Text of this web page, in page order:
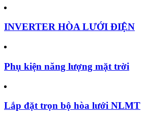
INVERTER HÒA LƯỚI ĐIỆN
Phụ kiện năng lượng mặt trời
Lắp đặt trọn bộ hòa lưới NLMT